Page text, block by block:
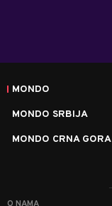
MONDO
MONDO SRBIJA
MONDO CRNA GORA